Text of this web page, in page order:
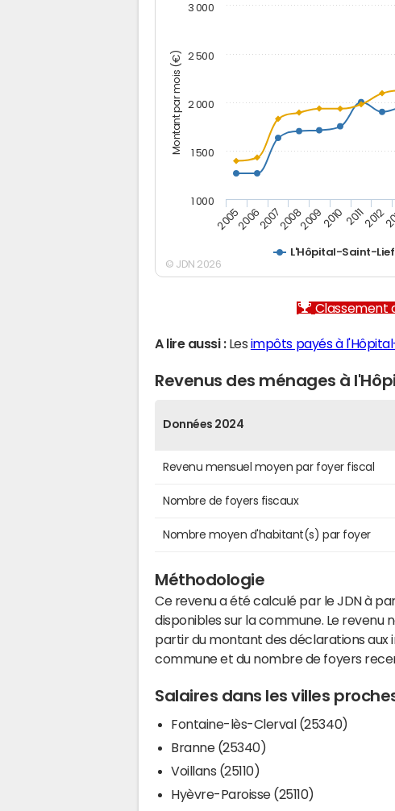
Montant par mois (€)
L'Hôpital-Saint-
200520062007200820092010 20112012
1 000
1 500
2 000
2 500
3 000
© JDN 2026
Classement
A lire aussi :Les impôts payés à
Revenus des ménages à
Données 2024
Revenu mensuel moyen par foyer fiscal
Nombre de foyers fiscaux
Nombre moyen d'habitant(s) par foyer
Méthodologie
Ce revenu a été calculé par le JDN à
disponibles sur la commune. Le
partir du montant des déclarations aux
commune et du nombre de foyers
Salaires dans les villes
Fontaine-lès-Clerval (25340)
Branne (25340)
Voillans (25110)
Hyèvre-Paroisse (25110)